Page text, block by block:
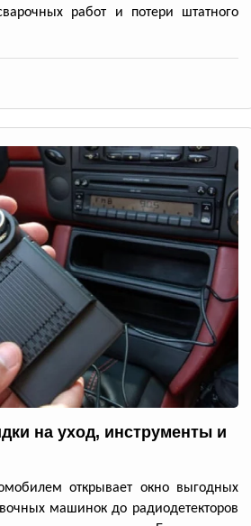
работ и потери штатного
на уход, инструменты и
открывает окно выгодных
машинок до радиодетекторов